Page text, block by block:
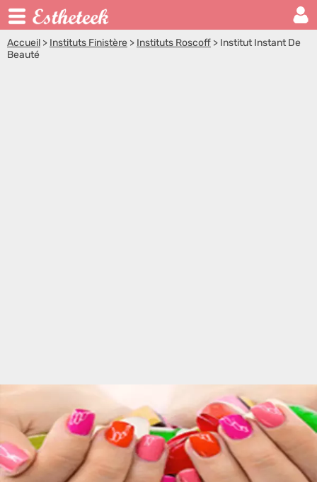
Accueil > Instituts Finistère > Instituts Roscoff > Institut Instant De
Beauté